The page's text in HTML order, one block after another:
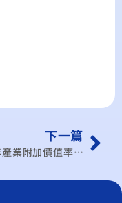
下一篇
2020年產業附加價值率 拚28%